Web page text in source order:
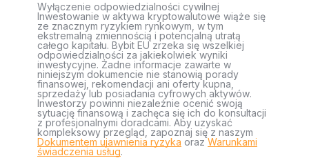
Wyłączenie odpowiedzialności cywilnej
Inwestowanie w aktywa kryptowalutowe wiąże się
ze znacznym ryzykiem rynkowym, w tym
ekstremalną zmiennością i potencjalną utratą
całego kapitału. Bybit EU zrzeka się wszelkiej
odpowiedzialności za jakiekolwiek wyniki
inwestycyjne. Żadne informacje zawarte w
niniejszym dokumencie nie stanowią porady
finansowej, rekomendacji ani oferty kupna,
sprzedaży lub posiadania cyfrowych aktywów.
Inwestorzy powinni niezależnie ocenić swoją
sytuację finansową i zachęca się ich do konsultacji
z profesjonalnymi doradcami. Aby uzyskać
kompleksowy przegląd, zapoznaj się z naszym
Dokumentem ujawnienia ryzyka orazWarunkami
świadczenia usług.